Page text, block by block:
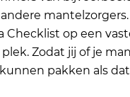
mantelzorgers.
Checklist op een
Zodat jij of je
pakken als